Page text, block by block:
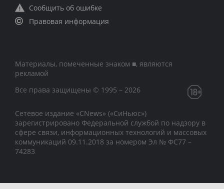
Сообщить об ошибке
Правовая информация
Материалы, помеченные знаком ■, являются
рекламой
Все права защищены © 1995 – 2026
Сетевое издание «CNews» («СиНьюс»)
зарегистрировано Федеральной службой по надзору в
сфере связи, информационных технологий и массовых
коммуникаций 09.11.2018 за номером Эл № ФС77 –
74283